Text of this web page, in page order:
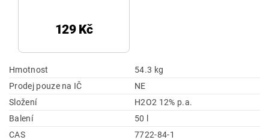
129 Kč
Hmotnost
54.3 kg
Prodej pouze na IČ
NE
Složení
H2O2 12% p.a.
Balení
50 l
CAS
7722-84-1